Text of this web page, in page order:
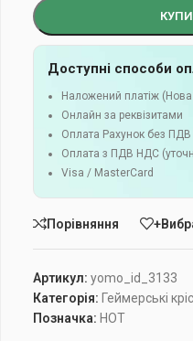
Доступні способи
Наложений платіж
Онлайн за реквізитами
Оплата Рахунок без ПДВ
Оплата з ПДВ НДС
Visa / MasterCard
Порівняння
Артикул: yomo_id_3133
Категорія: Геймерські
Позначка: HOT